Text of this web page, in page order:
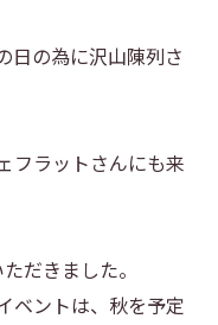
日の為に沢山陳列さ
フラットさんにも来
だきました。
ベントは、秋を予定